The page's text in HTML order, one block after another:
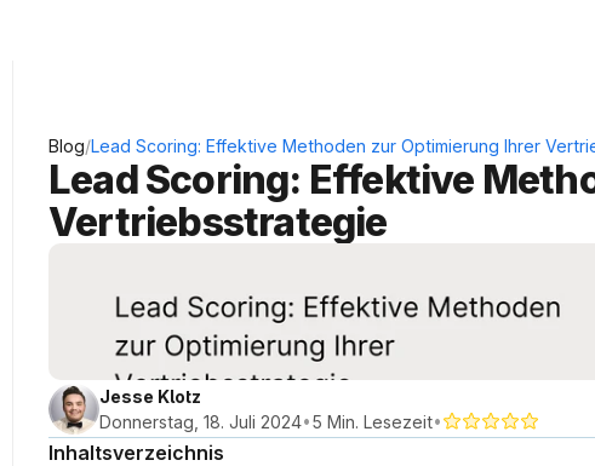
Blog/Lead Scoring: Effektive Methoden zur Optimierung Ihrer
Lead Scoring: Effektive
Vertriebsstrategie
Jesse Klotz
Donnerstag, 18. Juli 2024•5 Min. Lesezeit•
Inhaltsverzeichnis